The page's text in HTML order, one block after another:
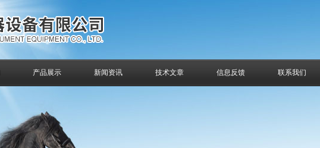
产品展示 新闻资讯 技术文章 信息反馈 联系我们